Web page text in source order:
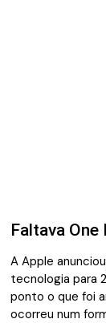
Faltava
A Apple
tecnologia para
ponto o que foi
ocorreu num